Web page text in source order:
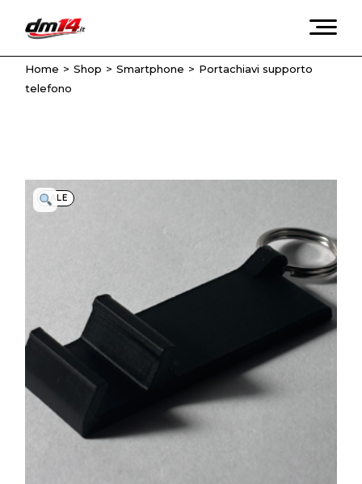
content
Home Shop Smartphone
Portachiavi supporto
telefono
SALE